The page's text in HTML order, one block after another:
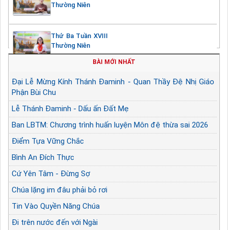
Thường Niên
Thứ Ba Tuần XVIII
Thường Niên
BÀI MỚI NHẤT
Đại Lễ Mừng Kính Thánh Đaminh - Quan Thầy Đệ Nhị Giáo
Phận Bùi Chu
Lễ Thánh Đaminh - Dấu ấn Đất Mẹ
Ban LBTM: Chương trình huấn luyện Môn đệ thừa sai 2026
Điểm Tựa Vững Chắc
Bình An Đích Thực
Cứ Yên Tâm - Đừng Sợ
Chúa lặng im đâu phải bỏ rơi
Tin Vào Quyền Năng Chúa
Đi trên nước đến với Ngài